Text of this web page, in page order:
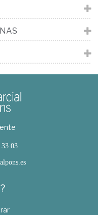
03